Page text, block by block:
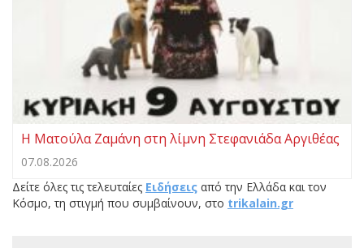
Η Ματούλα Ζαμάνη στη λίμνη Στεφανιάδα Αργιθέας
07.08.2026
Δείτε όλες τις τελευταίες Ειδήσεις από την Ελλάδα και τον
Κόσμο, τη στιγμή που συμβαίνουν, στο trikalain.gr